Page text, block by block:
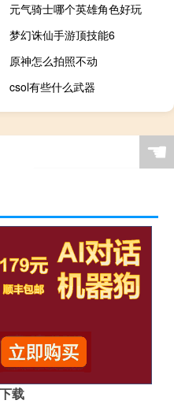
元气骑士哪个英雄角色好玩
梦幻诛仙手游顶技能6
原神怎么拍照不动
csol有些什么武器
☚
载